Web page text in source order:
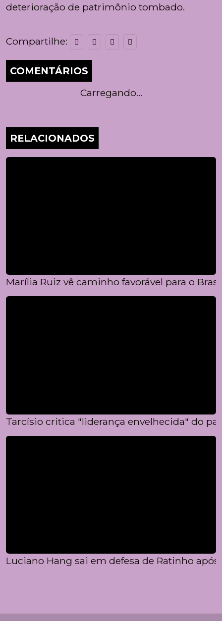
deterioração de patrimônio tombado.
Compartilhe:
COMENTÁRIOS
Carregando...
RELACIONADOS
Marília Ruiz vê caminho favorável para o
Tarcísio critica "liderança envelhecida" do
Luciano Hang sai em defesa de Ratinho